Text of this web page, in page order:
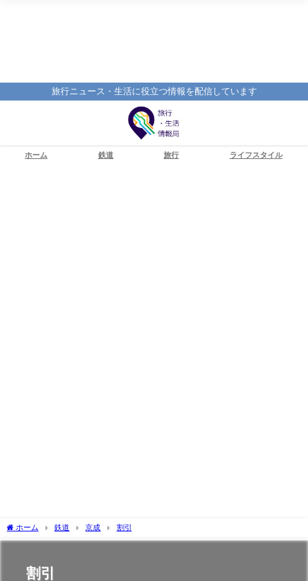
旅行ニュース・生活に役立つ情報を配信しています
ホーム 鉄道 旅行 ライフスタイル
ホーム 鉄道 京成 割引
割引